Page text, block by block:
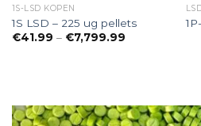
1S-LSD KOPEN
1S LSD – 225 ug pellets
€41.99 – €7,799.99Preisspanne: